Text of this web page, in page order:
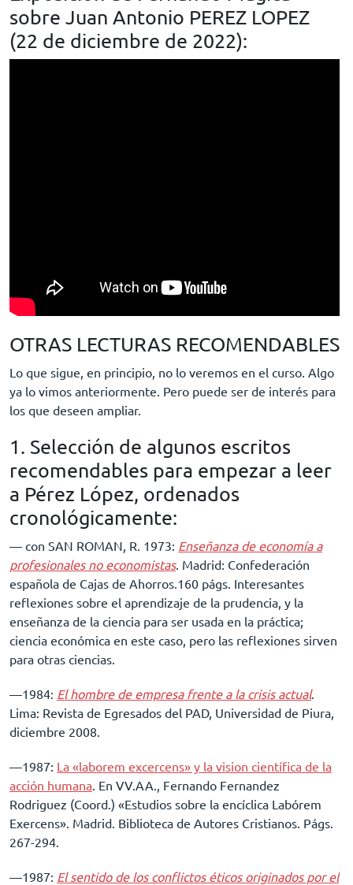
sobre Juan Antonio PEREZ LOPEZ
(22 de diciembre de 2022):
OTRAS LECTURAS RECOMENDABLES
Lo que sigue, en principio, no lo veremos en el curso. Algo
ya lo vimos anteriormente. Pero puede ser de interés para
los que deseen ampliar.
1. Selección de algunos escritos
recomendables para empezar a leer
a Pérez López, ordenados
cronológicamente:
–– con SAN ROMAN, R. 1973: Enseñanza de economía a
profesionales no economistas. Madrid: Confederación
española de Cajas de Ahorros.160 págs. Interesantes
reflexiones sobre el aprendizaje de la prudencia, y la
enseñanza de la ciencia para ser usada en la práctica;
ciencia económica en este caso, pero las reflexiones sirven
para otras ciencias.
––1984: El hombre de empresa frente a la crisis actual.
Lima: Revista de Egresados del PAD, Universidad de Piura,
diciembre 2008.
––1987: La «laborem excercens» y la vision científica de la
acción humana. En VV.AA., Fernando Fernandez
Rodriguez (Coord.) «Estudios sobre la encíclica Labórem
Exercens». Madrid. Biblioteca de Autores Cristianos. Págs.
267-294.
––1987: El sentido de los conflictos éticos originados por el